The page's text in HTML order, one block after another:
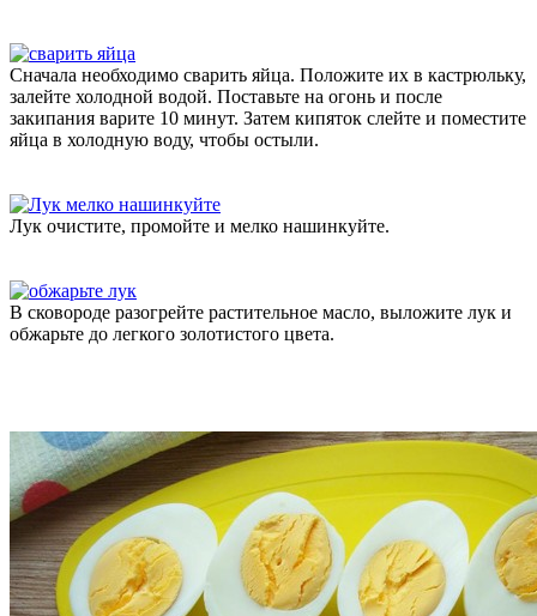
Сначала необходимо сварить яйца. Положите их в кастрюльку,
залейте холодной водой. Поставьте на огонь и после
закипания варите 10 минут. Затем кипяток слейте и поместите
яйца в холодную воду, чтобы остыли.
Лук очистите, промойте и мелко нашинкуйте.
В сковороде разогрейте растительное масло, выложите лук и
обжарьте до легкого золотистого цвета.